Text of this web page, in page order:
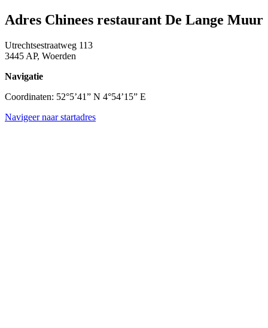
Adres Chinees restaurant De Lange Muur
Utrechtsestraatweg 113
3445 AP, Woerden
Navigatie
Coordinaten: 52°5’41” N 4°54’15” E
Navigeer naar startadres